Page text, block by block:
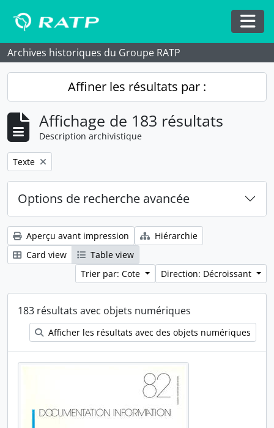
Archives historiques du Groupe RATP
Affiner les résultats par :
Affichage de 183 résultats
Description archivistique
Remove filter:
Texte
Options de recherche avancée
Aperçu avant impression
Hiérarchie
Card view
Table view
Trier par: Cote
Direction: Décroissant
183 résultats avec objets numériques
Afficher les résultats avec des objets numériques